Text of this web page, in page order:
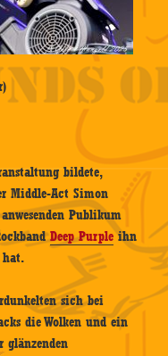
bildete,
Middle-Act Simon
Publikum
Deep Purpleihn
hat.
sich bei
die Wolken und ein
glänzenden